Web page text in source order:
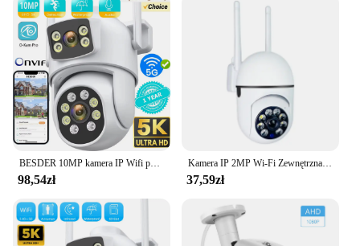
98,54zł
Kamera IP 2MP Wi-Fi Zewnętrzna przewodowa kamera monitorująca Bezpieczeństwo AI Śledzenie człowieka Dwukierunkowa kamera audio Night Color Cam
37,59zł